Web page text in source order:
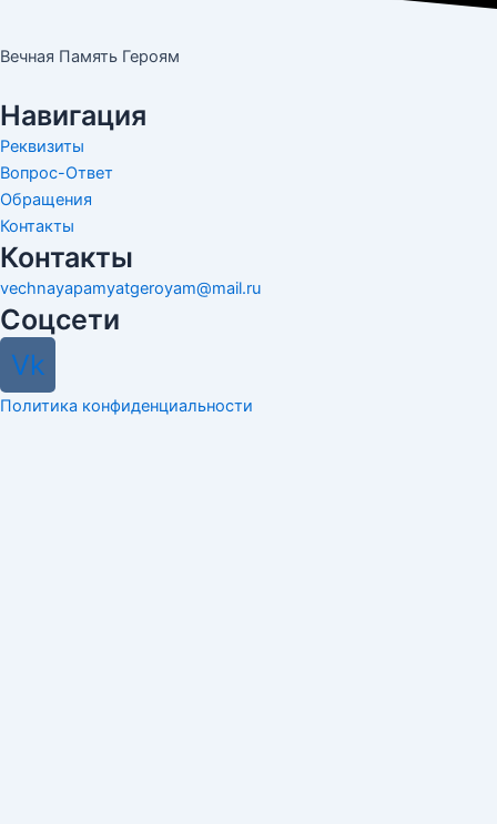
Вечная Память Героям
Навигация
Реквизиты
Вопрос-Ответ
Обращения
Контакты
Контакты
vechnayapamyatgeroyam@mail.ru
Соцсети
Vk
Политика конфиденциальности